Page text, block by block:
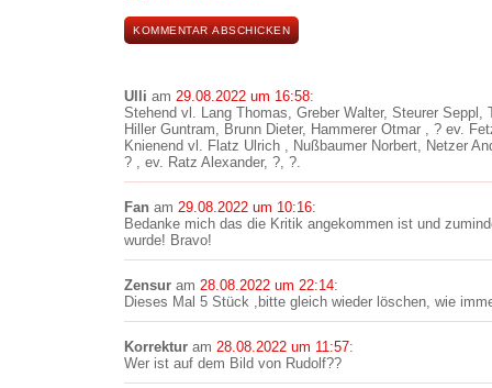
Ulli am 29.08.2022 um 16:58:
Stehend vl. Lang Thomas, Greber Walter, Steurer Seppl,
Hiller Guntram, Brunn Dieter, Hammerer Otmar , ? ev.
Knienend vl. Flatz Ulrich , Nußbaumer Norbert, Netzer
? , ev. Ratz Alexander, ?, ?.
Fan am 29.08.2022 um 10:16:
Bedanke mich das die Kritik angekommen ist und
wurde! Bravo!
Zensur am 28.08.2022 um 22:14:
Dieses Mal 5 Stück ,bitte gleich wieder löschen, wie
Korrektur am 28.08.2022 um 11:57:
Wer ist auf dem Bild von Rudolf??